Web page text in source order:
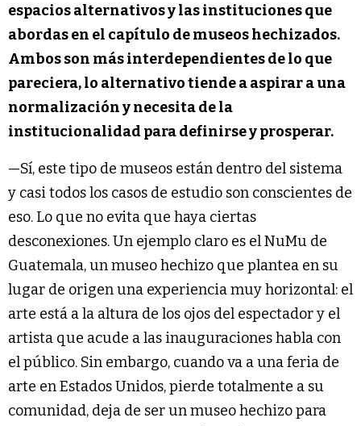
espacios alternativos y las instituciones que
abordas en el capítulo de museos hechizados.
Ambos son más interdependientes de lo que
pareciera, lo alternativo tiende a aspirar a una
normalización y necesita de la
institucionalidad para definirse y prosperar.
—Sí, este tipo de museos están dentro del sistema
y casi todos los casos de estudio son conscientes de
eso. Lo que no evita que haya ciertas
desconexiones. Un ejemplo claro es el NuMu de
Guatemala, un museo hechizo que plantea en su
lugar de origen una experiencia muy horizontal: el
arte está a la altura de los ojos del espectador y el
artista que acude a las inauguraciones habla con
el público. Sin embargo, cuando va a una feria de
arte en Estados Unidos, pierde totalmente a su
comunidad, deja de ser un museo hechizo para